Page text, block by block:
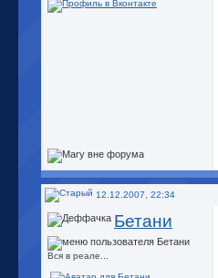
12.12.2007, 22:34
Бетани
Вся в реале...